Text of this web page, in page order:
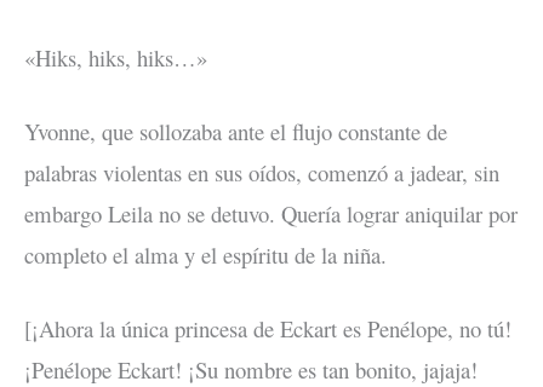
«Hiks, hiks, hiks…»
Yvonne, que sollozaba ante el flujo constante de
palabras violentas en sus oídos, comenzó a jadear, sin
embargo Leila no se detuvo. Quería lograr aniquilar por
completo el alma y el espíritu de la niña.
[¡Ahora la única princesa de Eckart es Penélope, no tú!
¡Penélope Eckart! ¡Su nombre es tan bonito, jajaja!